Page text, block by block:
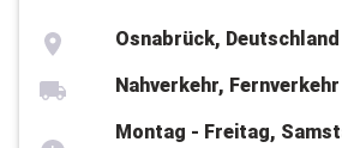
Osnabrück, Deutschland
Nahverkehr, Fernverkehr
Montag - Freitag,